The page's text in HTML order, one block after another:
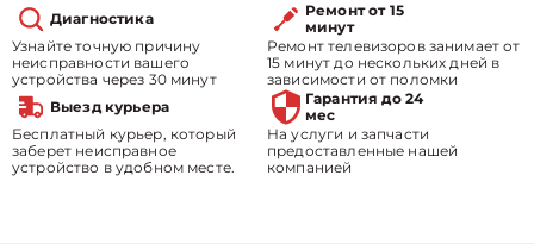
Диагностика
Узнайте точную причину
неисправности вашего
устройства через 30 минут
Ремонт от 15
минут
Ремонт телевизоров занимает от
15 минут до нескольких дней в
зависимости от поломки
Выезд курьера
Бесплатный курьер, который
заберет неисправное
устройство в удобном месте.
Гарантия до 24
мес
На услуги и запчасти
предоставленные нашей
компанией